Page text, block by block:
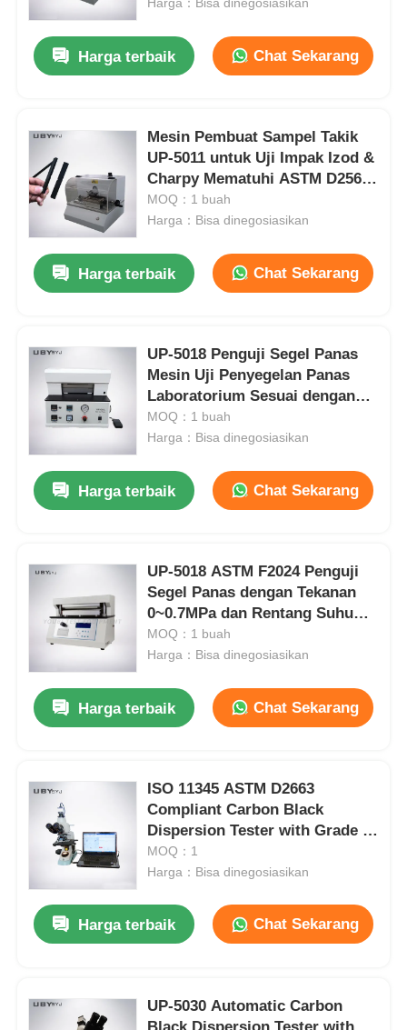
Rumah
Tentang kita
Wisata pabrik
Kontrol kualitas
Hubungi kami
Quote request suatu
Peralatan Pengujian Lab
Mesin pengujian universal
Harga terbaik Chat Sekarang
Mesin Pembuat Sampel Takik
UP-5011 untuk Uji Impak Izod &
Charpy Mematuhi ASTM D256
ISO 179 Menampilkan
Penggilingan Mekanis Presisi
Halus
MOQ：1 buah
Harga：Bisa dinegosiasikan
Harga terbaik Chat Sekarang
UP-5018 Penguji Segel Panas
Mesin Uji Penyegelan Panas
Laboratorium Sesuai dengan
ASTM F2024 untuk Film Plastik
dengan Tekanan 0~0,7MPa dan
MOQ：1 buah
Harga：Bisa dinegosiasikan
Harga terbaik Chat Sekarang
UP-5018 ASTM F2024 Penguji
Segel Panas dengan Tekanan
0~0.7MPa dan Rentang Suhu
Ruang ~300ºC untuk Film
Kemasan Fleksibel
MOQ：1 buah
Harga：Bisa dinegosiasikan
Harga terbaik Chat Sekarang
ISO 11345 ASTM D2663
Compliant Carbon Black
Dispersion Tester with Grade 1-
10 Dispersion Rating and High-
Definition Imaging
MOQ：1
Harga：Bisa dinegosiasikan
Harga terbaik Chat Sekarang
UP-5030 Automatic Carbon
Black Dispersion Tester with